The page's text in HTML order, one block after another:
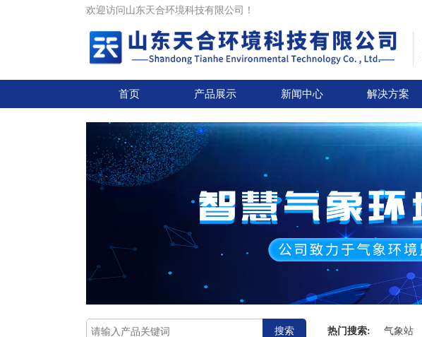
欢迎访问山东天合环境科技有限公司！
首页 产品展示 新闻中心 解决方案
热门搜索: 气象站